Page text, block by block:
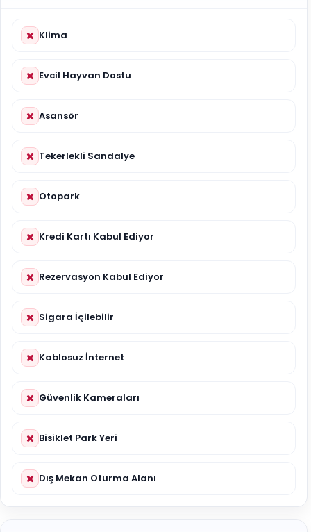
Klima
Evcil Hayvan Dostu
Asansör
Tekerlekli Sandalye
Otopark
Kredi Kartı Kabul Ediyor
Rezervasyon Kabul Ediyor
Sigara İçilebilir
Kablosuz İnternet
Güvenlik Kameraları
Bisiklet Park Yeri
Dış Mekan Oturma Alanı